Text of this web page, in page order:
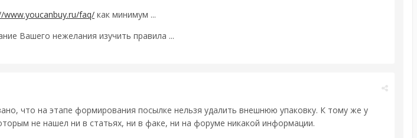
www.youcanbuy.ru/faq/ как минимум ...
Вашего нежелания изучить правила ...
что на этапе формирования посылке нельзя удалить внешнюю упаковку. К тому же у
не нашел ни в статьях, ни в факе, ни на форуме никакой информации.